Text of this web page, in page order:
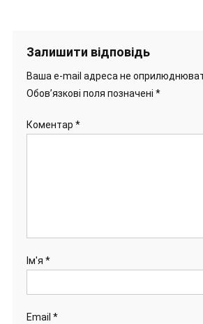
Залишити відповідь
Ваша e-mail адреса не
Обов’язкові поля позначені *
Коментар *
Ім'я *
Email *